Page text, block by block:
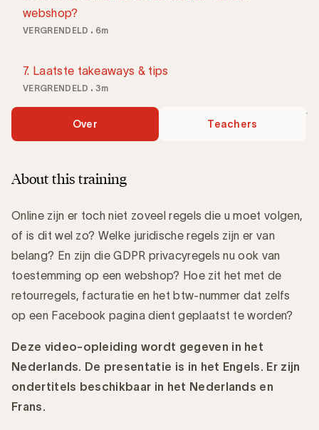
webshop?
VERGRENDELD 6m
7. Laatste takeaways & tips
VERGRENDELD 3m
Over Teachers
About this training
Online zijn er toch niet zoveel regels die u moet volgen,
of is dit wel zo? Welke juridische regels zijn er van
belang? En zijn die GDPR privacyregels nu ook van
toestemming op een webshop? Hoe zit het met de
retourregels, facturatie en het btw-nummer dat zelfs
op een Facebook pagina dient geplaatst te worden?
Deze video-opleiding wordt gegeven in het
Nederlands. De presentatie is in het Engels. Er zijn
ondertitels beschikbaar in het Nederlands en
Frans.